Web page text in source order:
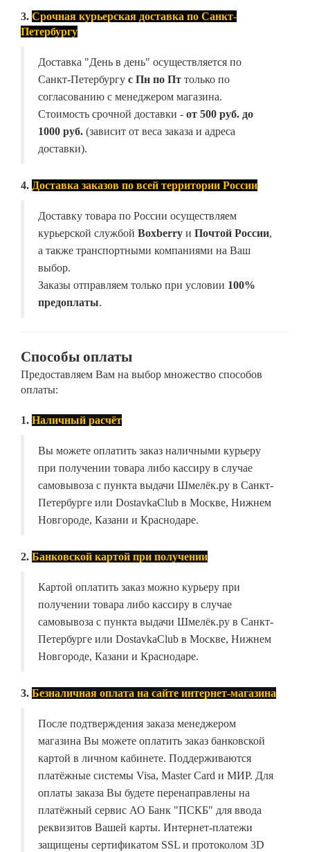
3. Срочная курьерская доставка по Санкт-
Петербургу
Доставка "День в день" осуществляется по
Санкт-Петербургу с Пн по Пт только по
согласованию с менеджером магазина.
Стоимость срочной доставки - от 500 руб. до
1000 руб. (зависит от веса заказа и адреса
доставки).
4. Доставка заказов по всей территории России
Доставку товара по России осуществляем
курьерской службой Boxberry и Почтой России,
а также транспортными компаниями на Ваш
выбор.
Заказы отправляем только при условии 100%
предоплаты.
Способы оплаты
Предоставляем Вам на выбор множество способов
оплаты:
1. Наличный расчёт
Вы можете оплатить заказ наличными курьеру
при получении товара либо кассиру в случае
самовывоза с пункта выдачи Шмелёк.ру в Санкт-
Петербурге или DostavkaClub в Москве, Нижнем
Новгороде, Казани и Краснодаре.
2. Банковской картой при получении
Картой оплатить заказ можно курьеру при
получении товара либо кассиру в случае
самовывоза с пункта выдачи Шмелёк.ру в Санкт-
Петербурге или DostavkaClub в Москве, Нижнем
Новгороде, Казани и Краснодаре.
3. Безналичная оплата на сайте интернет-магазина
После подтверждения заказа менеджером
магазина Вы можете оплатить заказ банковской
картой в личном кабинете. Поддерживаются
платёжные системы Visa, Master Card и МИР. Для
оплаты заказа Вы будете перенаправлены на
платёжный сервис АО Банк "ПСКБ" для ввода
реквизитов Вашей карты. Интернет-платежи
защищены сертификатом SSL и протоколом 3D